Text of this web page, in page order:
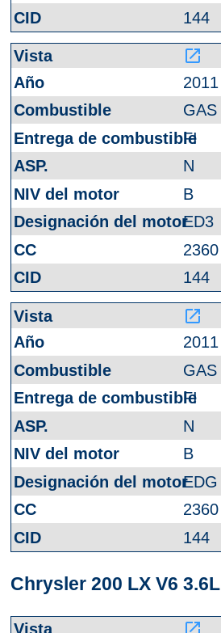
144
launch
2011
GAS
FI
N
B
ED3
2360
144
launch
2011
GAS
FI
N
B
EDG
2360
144
Chrysler 200 LX V6 3.6L
launch